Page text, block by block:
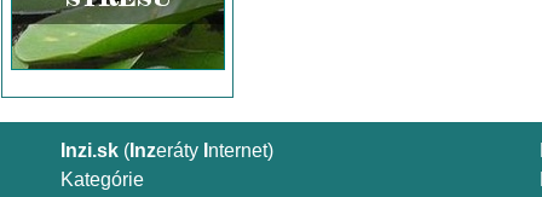
Inzi.sk ( Inzeráty nternet)
Kategórie